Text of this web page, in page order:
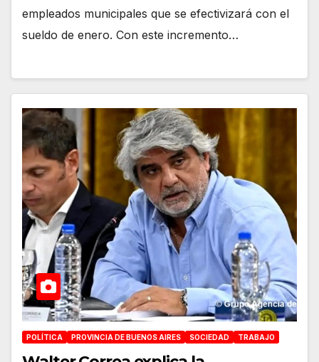
empleados municipales que se efectivizará con el
sueldo de enero. Con este incremento…
POLÍTICA PROVINCIA DE BUENOS AIRES SOCIEDAD TRABAJO